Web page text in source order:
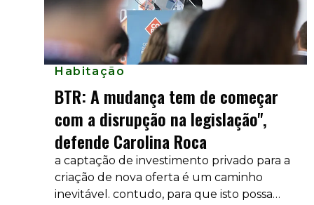
Habitação
BTR: A mudança tem de começar
com a disrupção na legislação",
defende Carolina Roca
a captação de investimento privado para a
criação de nova oferta é um caminho
inevitável. contudo, para que isto possa